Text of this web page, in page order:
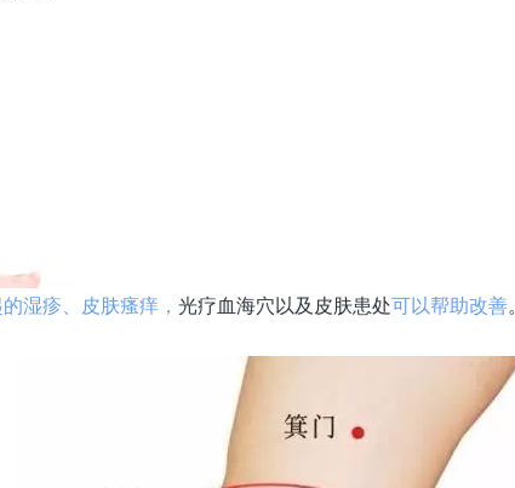
湿疹、皮肤瘙痒， 光疗血海穴以及皮肤患处可以帮助改善。